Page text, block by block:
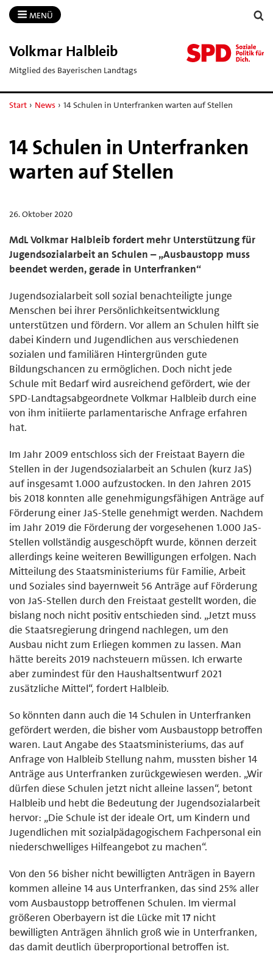
MENÜ
Volkmar Halbleib
Mitglied des Bayerischen Landtags
Start › News › 14 Schulen in Unterfranken warten auf Stellen
14 Schulen in Unterfranken
warten auf Stellen
26. Oktober 2020
MdL Volkmar Halbleib fordert mehr Unterstützung für
Jugendsozialarbeit an Schulen – „Ausbaustopp muss
beendet werden, gerade in Unterfranken“
Jugendsozialarbeit soll sozial benachteiligte junge
Menschen bei ihrer Persönlichkeitsentwicklung
unterstützen und fördern. Vor allem an Schulen hilft sie
dabei Kindern und Jugendlichen aus verschiedenen
sozialen und familiären Hintergründen gute
Bildungschancen zu ermöglichen. Doch nicht jede
Schule mit Bedarf wird ausreichend gefördert, wie der
SPD-Landtagsabgeordnete Volkmar Halbleib durch eine
von ihm initiierte parlamentarische Anfrage erfahren
hat.
Im Jahr 2009 entschloss sich der Freistaat Bayern die
Stellen in der Jugendsozialarbeit an Schulen (kurz JaS)
auf insgesamt 1.000 aufzustocken. In den Jahren 2015
bis 2018 konnten alle genehmigungsfähigen Anträge auf
Förderung einer JaS-Stelle genehmigt werden. Nachdem
im Jahr 2019 die Förderung der vorgesehenen 1.000 JaS-
Stellen vollständig ausgeschöpft wurde, können derzeit
allerdings keine weiteren Bewilligungen erfolgen. Nach
Mitteilung des Staatsministeriums für Familie, Arbeit
und Soziales sind bayernweit 56 Anträge auf Förderung
von JaS-Stellen durch den Freistaat gestellt worden, die
bislang noch nicht positiv entschieden sind. „Jetzt muss
die Staatsregierung dringend nachlegen, um den
Ausbau nicht zum Erliegen kommen zu lassen. Man
hätte bereits 2019 nachsteuern müssen. Ich erwarte
aber zumindest für den Haushaltsentwurf 2021
zusätzliche Mittel“, fordert Halbleib.
So könnten dann auch die 14 Schulen in Unterfranken
gefördert werden, die bisher vom Ausbaustopp betroffen
waren. Laut Angabe des Staatsministeriums, das auf
Anfrage von Halbleib Stellung nahm, mussten bisher 14
Anträge aus Unterfranken zurückgewiesen werden. „Wir
dürfen diese Schulen jetzt nicht alleine lassen“, betont
Halbleib und hebt die Bedeutung der Jugendsozialarbeit
hervor: „Die Schule ist der ideale Ort, um Kindern und
Jugendlichen mit sozialpädagogischem Fachpersonal ein
niederschwelliges Hilfeangebot zu machen“.
Von den 56 bisher nicht bewilligten Anträgen in Bayern
kommen alleine 14 aus Unterfranken, das sind 25% aller
vom Ausbaustopp betroffenen Schulen. Im viermal
größeren Oberbayern ist die Lücke mit 17 nicht
bewilligten Anträgen ähnlich groß wie in Unterfranken,
das damit deutlich überproportional betroffen ist.